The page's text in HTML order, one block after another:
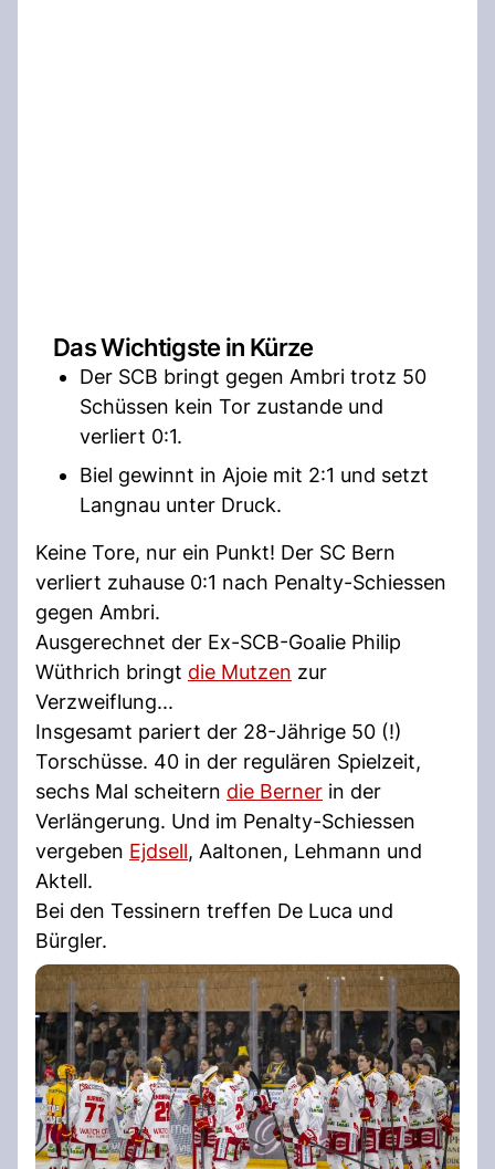
Das Wichtigste in Kürze
Der SCB bringt gegen Ambri trotz 50
Schüssen kein Tor zustande und
verliert 0:1.
Biel gewinnt in Ajoie mit 2:1 und setzt
Langnau unter Druck.
Keine Tore, nur ein Punkt! Der SC Bern
verliert zuhause 0:1 nach Penalty-Schiessen
gegen Ambri.
Ausgerechnet der Ex-SCB-Goalie Philip
Wüthrich bringt die Mutzen zur
Verzweiflung...
Insgesamt pariert der 28-Jährige 50 (!)
Torschüsse. 40 in der regulären Spielzeit,
sechs Mal scheitern die Berner in der
Verlängerung. Und im Penalty-Schiessen
vergeben Ejdsell, Aaltonen, Lehmann und
Aktell.
Bei den Tessinern treffen De Luca und
Bürgler.